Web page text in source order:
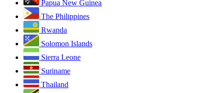
Papua New Guinea
The Philippines
Rwanda
Solomon Islands
Sierra Leone
Suriname
Thailand